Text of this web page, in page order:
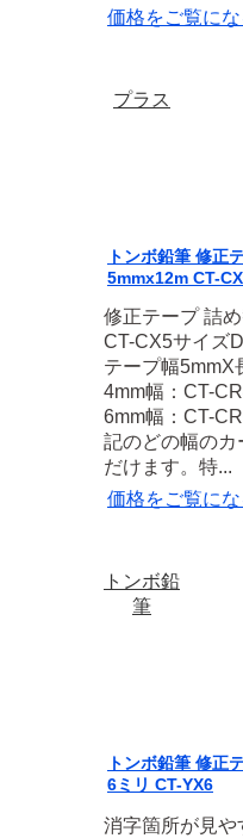
価格をご覧に
プラス
トンボ鉛筆 修正
5mmx12m CT-
修正テープ 詰
CT-CX5サイズ
テープ幅5mmX
4mm幅：CT-
6mm幅：CT-
記のどの幅のカ
だけます。特...
価格をご覧に
トンボ鉛
筆
トンボ鉛筆 修正
6ミリ CT-YX6
消字箇所が見や